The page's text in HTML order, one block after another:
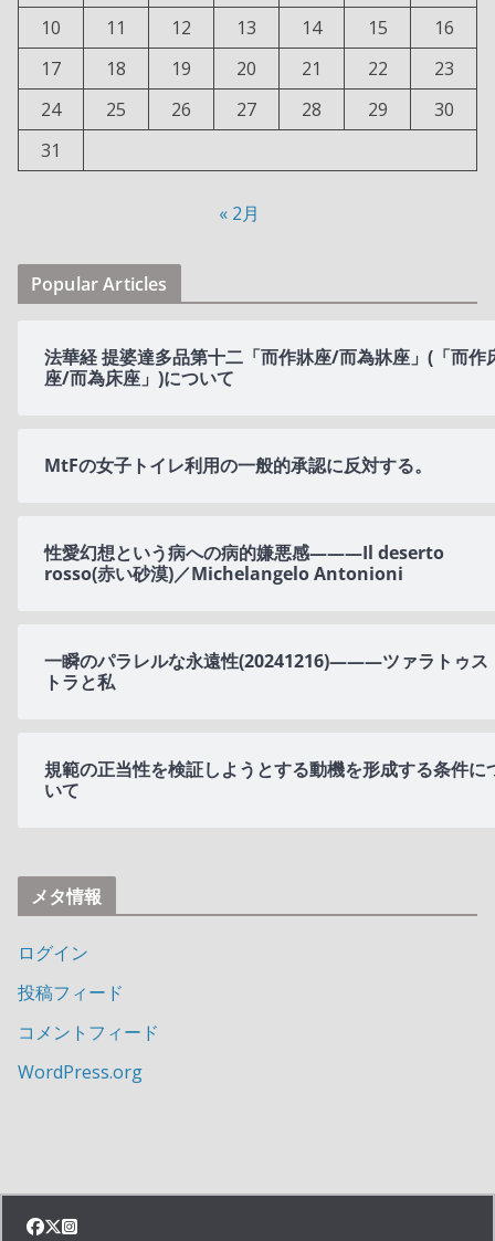
10
11 12 13 14 15
16
17
18 19 20 21 22
23
24
25 26 27 28 29
30
31
« 2月
Popular Articles
法華経 提婆達多品第十二「而作牀座/而為牀座」(「而作
座/而為床座」)について
MtFの女子トイレ利用の一般的承認に反対する。
性愛幻想という病への病的嫌悪感———Il deserto
rosso(赤い砂漠)／Michelangelo Antonioni
一瞬のパラレルな永遠性(20241216)———ツァラトゥス
トラと私
規範の正当性を検証しようとする動機を形成する条件に
いて
メタ情報
ログイン
投稿フィード
コメントフィード
WordPress.org